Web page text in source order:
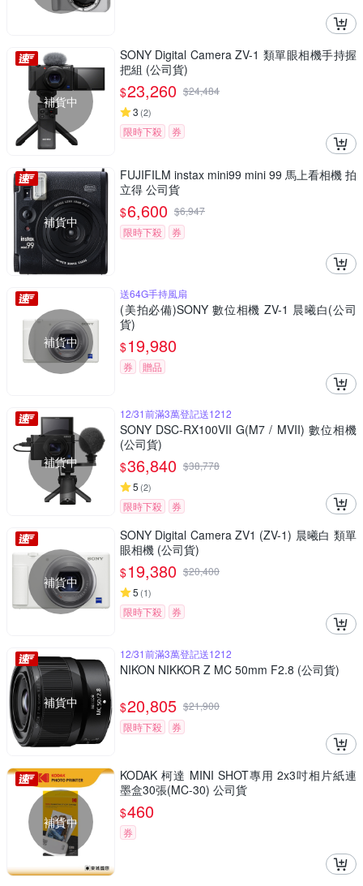
補貨中
SONY Digital Camera ZV-1 類單眼相機手持握
把組 (公司貨)
$23,260 $24,484
3 (2)
限時下殺 券
補貨中
FUJIFILM instax mini99 mini 99 馬上看相機 拍
立得 公司貨
$6,600 $6,947
限時下殺
券
補貨中
送64G手持風扇
(美拍必備)SONY 數位相機 ZV-1 晨曦白(公司
貨)
$19,980
券 贈品
補貨中
12/31前滿3萬登記送1212
SONY DSC-RX100VII G(M7 / MVII) 數位相機
(公司貨)
$36,840 $38,778
5 (2)
限時下殺 券
補貨中
SONY Digital Camera ZV1 (ZV-1) 晨曦白 類單
眼相機 (公司貨)
$19,380 $20,400
5 (1)
限時下殺 券
補貨中
12/31前滿3萬登記送1212
NIKON NIKKOR Z MC 50mm F2.8 (公司貨)
$20,805 $21,900
限時下殺
券
補貨中
KODAK 柯達 MINI SHOT專用 2x3吋相片紙連
墨盒30張(MC-30) 公司貨
$460
券